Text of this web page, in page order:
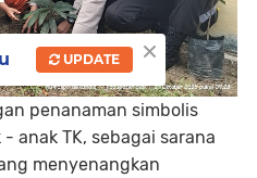
penanaman simbolis
anak TK, sebagai sarana
menyenangkan
×
UPDATE